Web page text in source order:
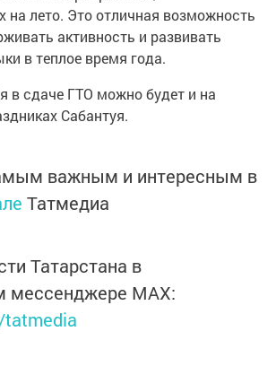
на лето. Это отличная возможность
активность и развивать
в теплое время года.
в сдаче ГТО можно будет и на
Сабантуя.
важным и интересным в
Татмедиа
Татарстана в
мессенджере MАХ: